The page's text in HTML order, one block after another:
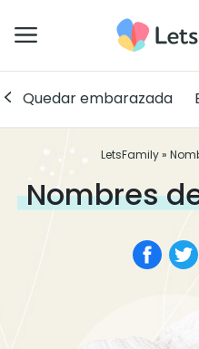
Quedar embarazada
LetsFamily»
Nombres